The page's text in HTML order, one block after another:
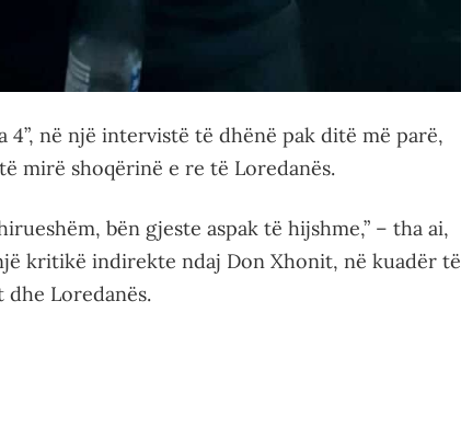
4”, në një intervistë të dhënë pak ditë më parë,
mirë shoqërinë e re të Loredanës.
bën gjeste aspak të hijshme,” – tha ai,
kritikë indirekte ndaj Don Xhonit, në kuadër të
Loredanës.